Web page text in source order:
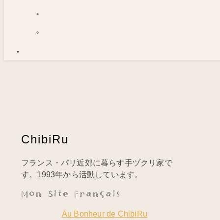
ChibiRu
フランス・パリ近郊に暮らす手ヅクリ家で
す。1993年から活動しています。
Mon Site Français
Au Bonheur de ChibiRu